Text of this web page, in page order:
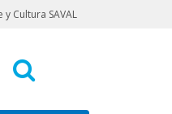
y Cultura SAVAL